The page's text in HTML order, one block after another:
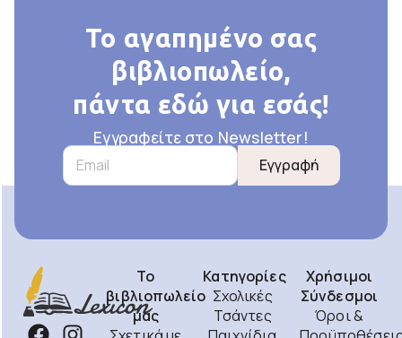
Το αγαπημένο σας
βιβλιοπωλείο,
πάντα εδώ για εσάς!
Εγγραφείτε στο Newsletter!
Εγγραφή
Το
βιβλιοπωλείο
μας
Κατηγορίες
Σχολικές
Τσάντες
Χρήσιμοι
Σύνδεσμοι
Όροι &